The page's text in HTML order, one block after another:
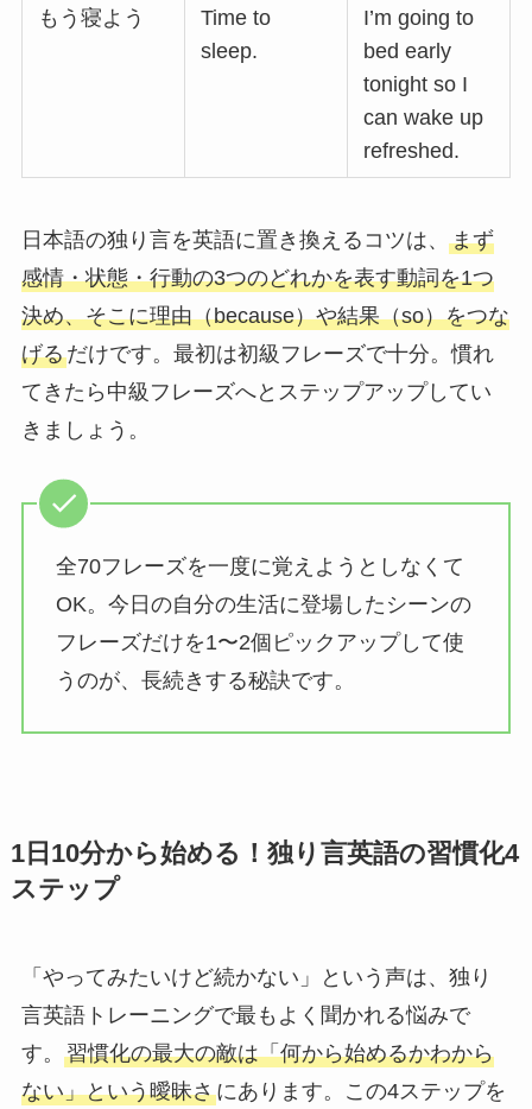
もう寝よう
Time to
sleep.
I’m going to
bed early
tonight so I
can wake up
refreshed.
日本語の独り言を英語に置き換えるコツは、 まず
感情・状態・行動の3つのどれかを表す動詞を1つ
決め、そこに理由（because）や結果（so）をつな
げるだけです。最初は初級フレーズで十分。慣れ
てきたら中級フレーズへとステップアップしてい
きましょう。
全70フレーズを一度に覚えようとしなくて
OK。今日の自分の生活に登場したシーンの
フレーズだけを1〜2個ピックアップして使
うのが、長続きする秘訣です。
1日10分から始める！独り言英語の習慣化4
ステップ
「やってみたいけど続かない」という声は、独り
言英語トレーニングで最もよく聞かれる悩みで
す。 習慣化の最大の敵は「何から始めるかわから
ない」という曖昧さにあります。この4ステップを